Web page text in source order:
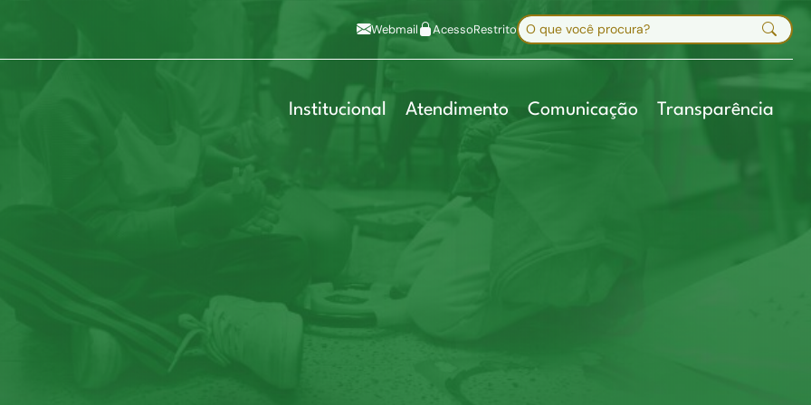
Mapa do site
Webmail AcessoRestritoBuscar no site
Digite sua busca e pressione Enter
Institucional Atendimento Comunicação Transparência